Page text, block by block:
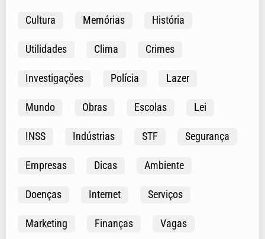
Cultura Memórias História
Utilidades Clima Crimes
Investigações Polícia Lazer
Mundo Obras Escolas Lei
INSS Indústrias STF Segurança
Empresas Dicas Ambiente
Doenças Internet Serviços
Marketing Finanças Vagas